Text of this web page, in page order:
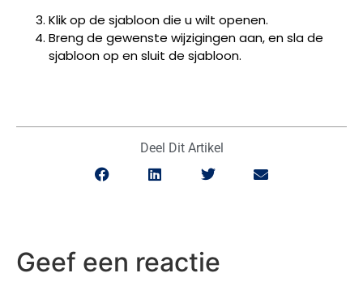
Klik op de sjabloon die u wilt openen.
Breng de gewenste wijzigingen aan, en sla de
sjabloon op en sluit de sjabloon.
Deel Dit Artikel
Geef een reactie